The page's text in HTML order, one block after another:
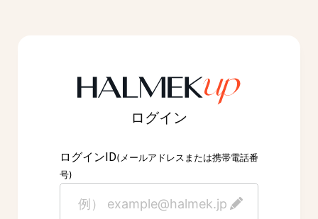
ログイン
ログインID(メールアドレスまたは携帯電話番
号)